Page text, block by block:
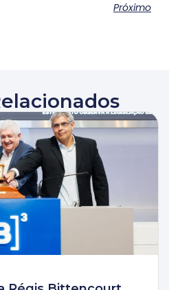
Próximo